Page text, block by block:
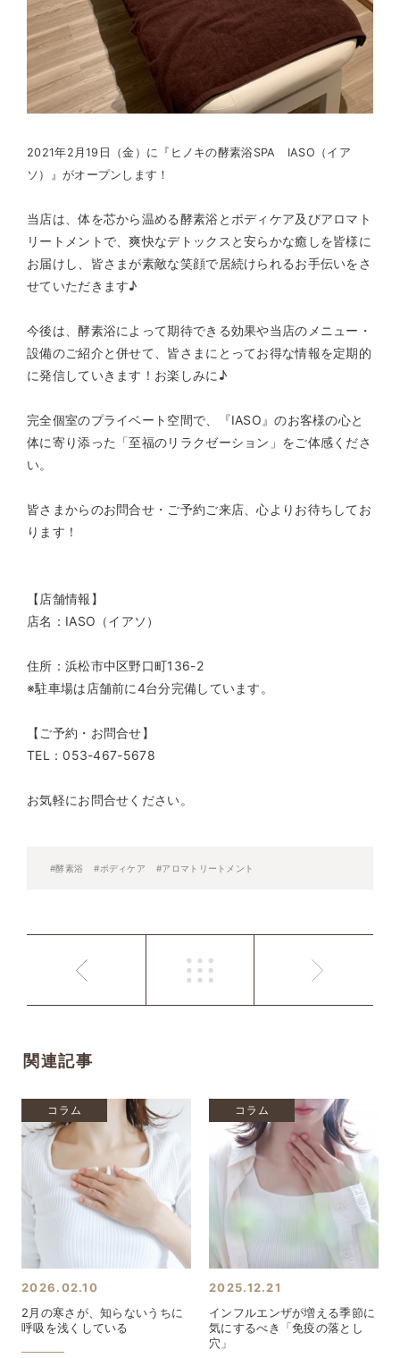
2021年2月19日（金）に 『ヒノキの酵素浴SPA IASO（イア
ソ）』がオープンします！
当店は、体を芯から温める酵素浴とボディケア及びアロマト
リートメントで、爽快なデトックスと安らかな癒しを皆様に
お届けし、皆さまが素敵な笑顔で居続けられるお手伝いをさ
せていただきます♪
今後は、酵素浴によって期待できる効果や当店のメニュー・
設備のご紹介と併せて、皆さまにとってお得な情報を定期的
に発信していきます！お楽しみに♪
完全個室のプライベート空間で、『IASO』のお客様の心と
体に寄り添った「至福のリラクゼーション」をご体感くださ
い。
皆さまからのお問合せ・ご予約ご来店、心よりお待ちしてお
ります！
【店舗情報】
店名：IASO（イアソ）
住所：浜松市中区野口町136-2
※駐車場は店舗前に4台分完備しています。
【ご予約・お問合せ】
TEL：053-467-5678
お気軽にお問合せください。
#酵素浴 #ボディケア #アロマトリートメント
関連記事
コラム
2026.02.10
2月の寒さが、知らないうちに
呼吸を浅くしている
コラム
2025.12.21
インフルエンザが増える季節に
気にするべき「免疫の落とし
穴」